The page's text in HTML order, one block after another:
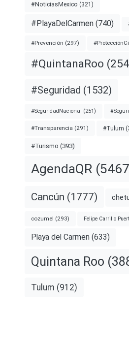
#NoticiasMexico (321)
#PlayaDelCarmen (740)
#Prevención (297)
#QuintanaRoo
#Seguridad (1532)
#SeguridadNacional (251)
#Transparencia (291) #Tulum
#Turismo (393)
AgendaQR
Cancún (1777)
cozumel (293) Felipe Carrillo
Playa del Carmen (633)
Quintana Roo
Tulum (912)